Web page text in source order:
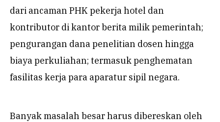
dari ancaman PHK pekerja hotel dan
kontributor di kantor berita milik pemerintah;
pengurangan dana penelitian dosen hingga
biaya perkuliahan; termasuk penghematan
fasilitas kerja para aparatur sipil negara.
Banyak masalah besar harus dibereskan oleh